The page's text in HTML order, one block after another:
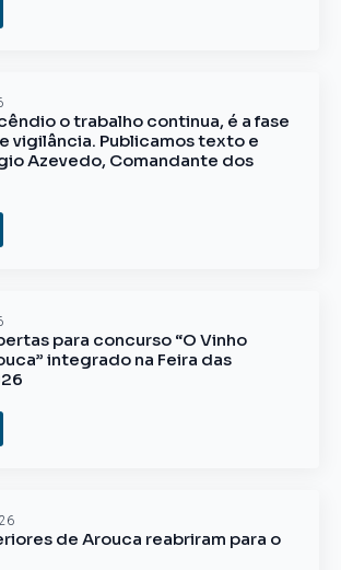
o trabalho continua, é a fase
vigilância. Publicamos texto e
Azevedo, Comandante dos
para concurso “O Vinho
integrado na Feira das
de Arouca reabriram para o